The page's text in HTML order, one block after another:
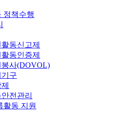
정책수행
동신고제
동인증제
사(DOVOL)
구
전관리
활동 지원